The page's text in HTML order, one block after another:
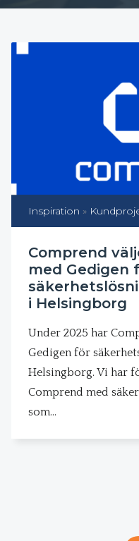
Inspiration »
Comprend
med Gedigen
i Helsingborg
Under 2025 har
Gedigen för
Helsingborg. Vi har
Comprend med
som…